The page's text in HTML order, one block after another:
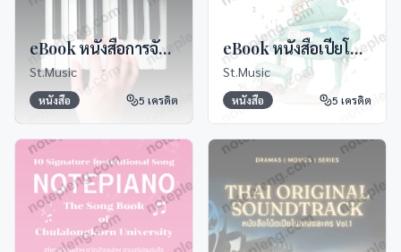
eBook หนังสือการจับคอร์ดสำหรับ Beginner
St.Music
หนังสือ 5 เครดิต
eBook หนังสือเปียโนไทย Hits
St.Music
หนังสือ 5 เครดิต